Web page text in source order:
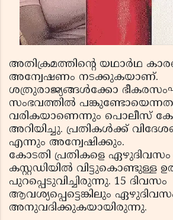
അതിക്രമത്തിന്റെ യഥാര്‍ഥ
അന്വേഷണം നടക്കുകയാണ്.
ശത്രുരാജ്യങ്ങള്‍ക്കോ
സംഭവത്തില്‍
വരികയാണെന്നും പൊലീസ്
അറിയിച്ചു. പ്രതികള്‍ക്ക്
എന്നും അന്വേഷിക്കും.
കോടതി പ്രതികളെ
കസ്റ്റഡിയില്‍ വിട്ടുകൊണ്ടുള്ള
പുറപ്പെടുവിച്ചിരുന്നു. 15 ദിവസം
ആവശ്യപ്പെട്ടെങ്കിലും
അനുവദിക്കുകയായിരുന്നു.